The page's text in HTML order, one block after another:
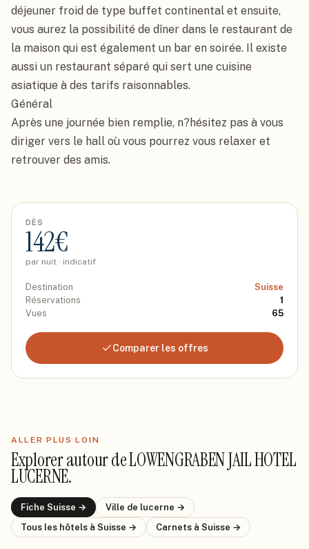
déjeuner froid de type buffet continental et ensuite,
vous aurez la possibilité de dîner dans le restaurant de
la maison qui est également un bar en soirée. Il existe
aussi un restaurant séparé qui sert une cuisine
asiatique à des tarifs raisonnables.
Général
Après une journée bien remplie, n?hésitez pas à vous
diriger vers le hall où vous pourrez vous relaxer et
retrouver des amis.
DÈS
142€
par nuit · indicatif
Destination
Suisse
Réservations
1
Vues
65
Comparer les offres
ALLER PLUS LOIN
Explorer autour deLOWENGRABEN JAIL HOTEL
LUCERNE.
Fiche Suisse → Ville de lucerne →
Tous les hôtels à Suisse → Carnets à Suisse →